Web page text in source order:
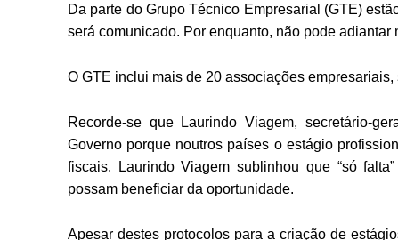
Da parte do Grupo Técnico Empresarial (GTE)
será comunicado. Por enquanto, não pode adiantar
O GTE inclui mais de 20 associações
Recorde-se que Laurindo Viagem, secretário-
Governo porque noutros países o estágio
fiscais. Laurindo Viagem sublinhou que “só
possam beneficiar da oportunidade.
Apesar destes protocolos para a criação de